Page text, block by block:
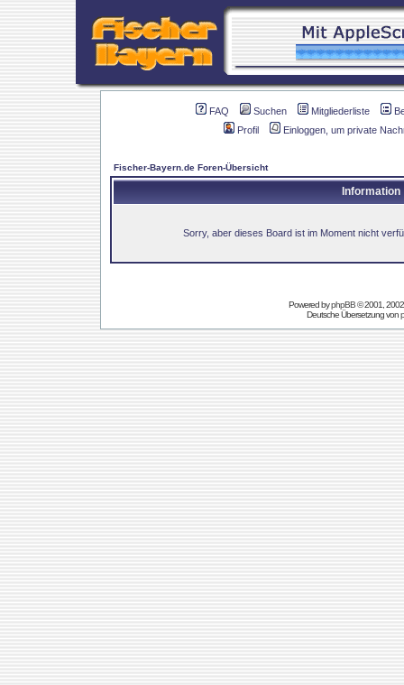
FAQ Suchen Mitgliederliste
Profil
Einloggen, um private
Fischer-Bayern.de Foren-Übersicht
Information
Sorry, aber dieses Board ist im Moment nicht
Powered byphpBB© 2001,
Deutsche Übersetzung von